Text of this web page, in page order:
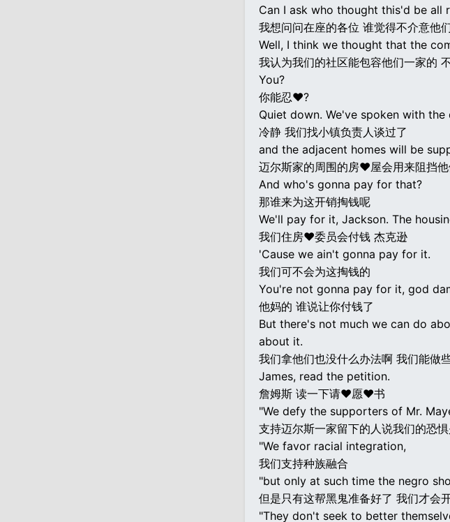
Can I ask who thought this'd be all
我想问问在座的各位 谁觉得不介意他
Well, I think we thought that the
我认为我们的社区能包容他们一家的
You?
你能忍♥?
Quiet down. We've spoken with the
冷静 我们找小镇负责人谈过了
and the adjacent homes will be
迈尔斯家的周围的房♥屋会用来阻挡
And who's gonna pay for that?
那谁来为这开销掏钱呢
We'll pay for it, Jackson. The
我们住房♥委员会付钱 杰克逊
'Cause we ain't gonna pay for it.
我们可不会为这掏钱的
You're not gonna pay for it, god
他妈的 谁说让你付钱了
But there's not much we can do
about it.
我们拿他们也没什么办法啊 我们能做
James, read the petition.
詹姆斯 读一下请♥愿♥书
"We defy the supporters of Mr.
支持迈尔斯一家留下的人说我们的恐
"We favor racial integration,
我们支持种族融合
"but only at such time the negro
但是只有这帮黑鬼准备好了 我们才会
"They don't seek to better